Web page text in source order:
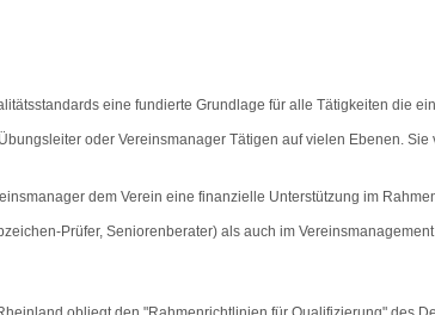
eine fundierte Grundlage für alle Tätigkeiten die
oder Vereinsmanager Tätigen auf vielen Ebenen.
dem Verein eine finanzielle Unterstützung im
Prüfer, Seniorenberater) als auch im